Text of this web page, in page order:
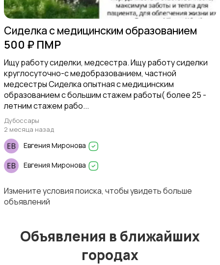
Текстиль и ковры
Столы и стулья
Сиделка с медицинским образованием
500 ₽ ПМР
Ищу работу сиделки, медсестра. Ищу работу сиделки
круглосуточно-с медобразованием, частной
медсестры Сиделка опытная с медицинским
образованием с большим стажем работы( более 25 -
летним стажем рабо...
Дубоссары
2 месяца назад
Евгения Миронова
Евгения Миронова
Измените условия поиска, чтобы увидеть больше
объявлений
Объявления в ближайших
городах